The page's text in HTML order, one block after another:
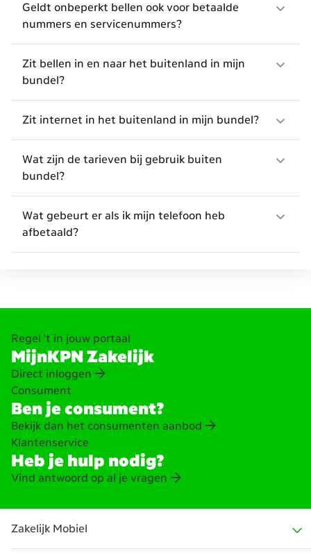
Geldt onbeperkt bellen ook voor betaalde
nummers en servicenummers?
Zit bellen in en naar het buitenland in mijn
bundel?
Zit internet in het buitenland in mijn bundel?
Wat zijn de tarieven bij gebruik buiten
bundel?
Wat gebeurt er als ik mijn telefoon heb
afbetaald?
Consument
Ben je consument?
Bekijk dan het consumenten aanbod
Klantenservice
Heb je hulp nodig?
Vind antwoord op al je vragen
Regel 't in jouw portaal
MijnKPN Zakelijk
Direct inloggen
Zakelijk Mobiel